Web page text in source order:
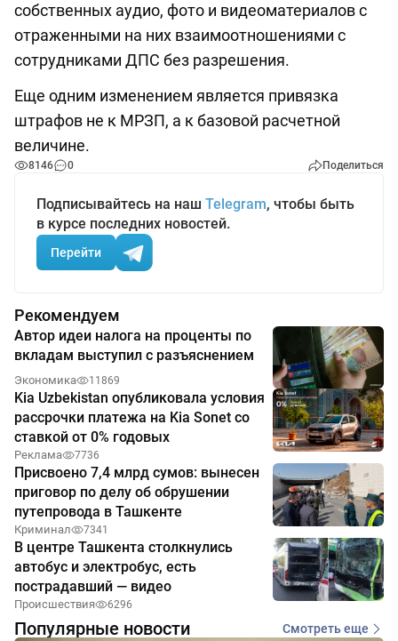
собственных аудио, фото и видеоматериалов с
отраженными на них взаимоотношениями с
сотрудниками ДПС без разрешения.
Еще одним изменением является привязка
штрафов не к МРЗП, а к базовой расчетной
величине.
8146 0 Поделиться
Подписывайтесь на наш Telegram, чтобы быть
в курсе последних новостей.
Перейти
Рекомендуем
Автор идеи налога на проценты по
вкладам выступил с разъяснением
Экономика 11869
Kia Uzbekistan опубликовала условия
рассрочки платежа на Kia Sonet со
ставкой от 0% годовых
Реклама 7736
Присвоено 7,4 млрд сумов: вынесен
приговор по делу об обрушении
путепровода в Ташкенте
Криминал 7341
В центре Ташкента столкнулись
автобус и электробус, есть
пострадавший — видео
Происшествия 6296
Популярные новости Смотреть еще